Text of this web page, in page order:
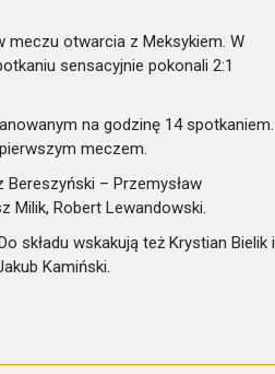
meczu otwarcia z Meksykiem. W
sensacyjnie pokonali 2:1
na godzinę 14 spotkaniem.
meczem.
Bereszyński – Przemysław
Milik, Robert Lewandowski.
składu wskakują też Krystian Bielik i
Kamiński.